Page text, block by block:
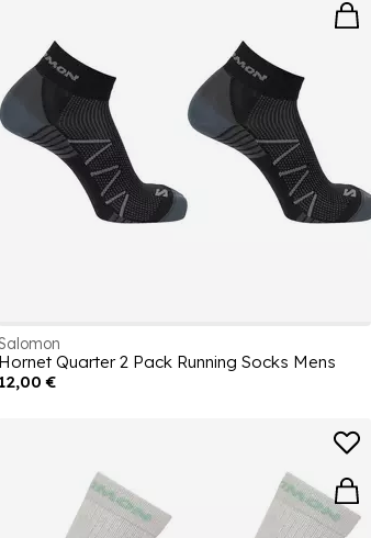
Hornet Quarter 2 Pack Running Socks Mens
12,00 €